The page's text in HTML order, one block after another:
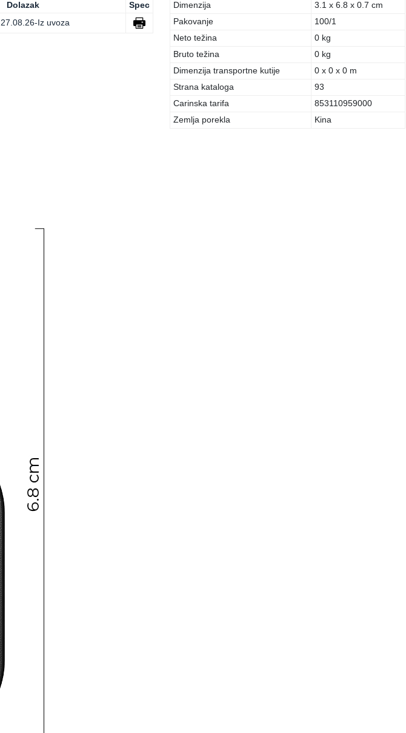
Dolazak
Spec
27.08.26-Iz uvoza
Dimenzija
3.1 x 6.8 x 0.7 cm
Pakovanje
100/1
Neto težina
0 kg
Bruto težina
0 kg
Dimenzija transportne kutije
0 x 0 x 0 m
Strana kataloga
93
Carinska tarifa
853110959000
Zemlja porekla
Kina